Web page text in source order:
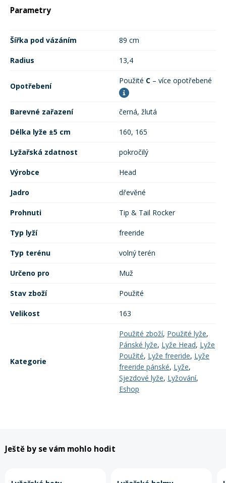
Parametry
Šířka pod vázáním 89 cm
Radius 13,4
Opotřebení
Použité C – více opotřebené
Barevné zařazení černá, žlutá
Délka lyže ±5 cm 160, 165
Lyžařská zdatnost pokročilý
Výrobce Head
Jadro dřevěné
Prohnuti Tip & Tail Rocker
Typ lyží freeride
Typ terénu volný terén
Určeno pro Muž
Stav zboží Použité
Velikost 163
Kategorie
Použité zboží, Použité lyže,
Pánské lyže, Lyže Head, Lyže
Použité, Lyže freeride, Lyže
freeride pánské, Lyže,
Sjezdové lyže, Lyžování,
Eshop
Ještě by se vám mohlo hodit